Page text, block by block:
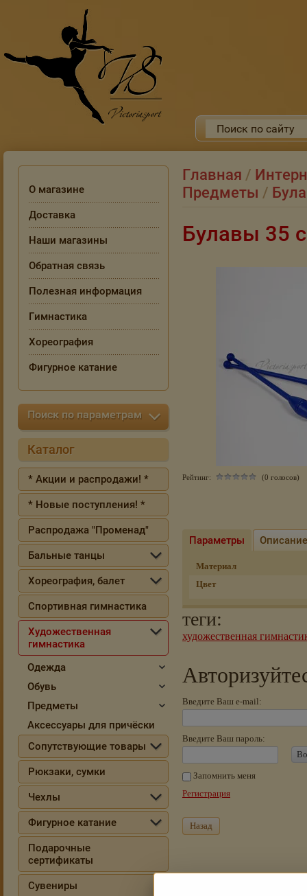
Главная /
Предметы /
Булавы 35
Рейтинг: (0 голосов)
Параметры Описание
Материал
Цвет
теги:
художественная
Введите Ваш e-mail:
Введите Ваш пароль:
Запомнить меня
Регистрация
Назад
О магазине
Доставка
Наши магазины
Обратная связь
Полезная информация
Гимнастика
Хореография
Фигурное катание
Поиск по параметрам
Каталог
* Акции и распродажи! *
* Новые поступления! *
Распродажа "Променад"
Бальные танцы
Хореография, балет
Спортивная гимнастика
Художественная
гимнастика
Одежда
Обувь
Предметы
Аксессуары для причёски
Сопутствующие товары
Рюкзаки, сумки
Чехлы
Фигурное катание
Подарочные
сертификаты
Сувениры